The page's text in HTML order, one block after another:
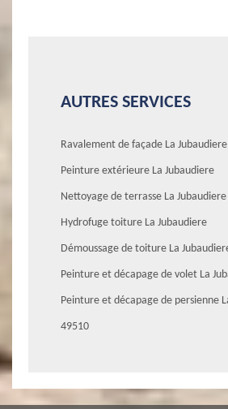
AUTRES SERVICES
Ravalement de façade La Jubaudiere
Peinture extérieure La Jubaudiere
Nettoyage de terrasse La Jubaudiere
Hydrofuge toiture La Jubaudiere
Démoussage de toiture La
Peinture et décapage de volet La
Peinture et décapage de persienne
49510